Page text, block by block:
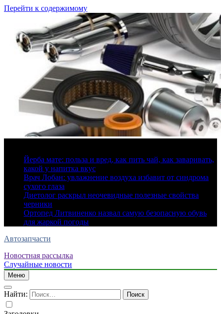
Перейти к содержимому
Йерба мате: польза и вред, как пить чай, как заваривать,
какой у напитка вкус
Врач Лобан: увлажнение воздуха избавит от синдрома
сухого глаза
Диетолог раскрыл неочевидные полезные свойства
черники
Ортопед Литвиненко назвал самую безопасную обувь
для жаркой погоды
Автозапчасти
Новостная рассылка
Случайные новости
Меню
Найти: